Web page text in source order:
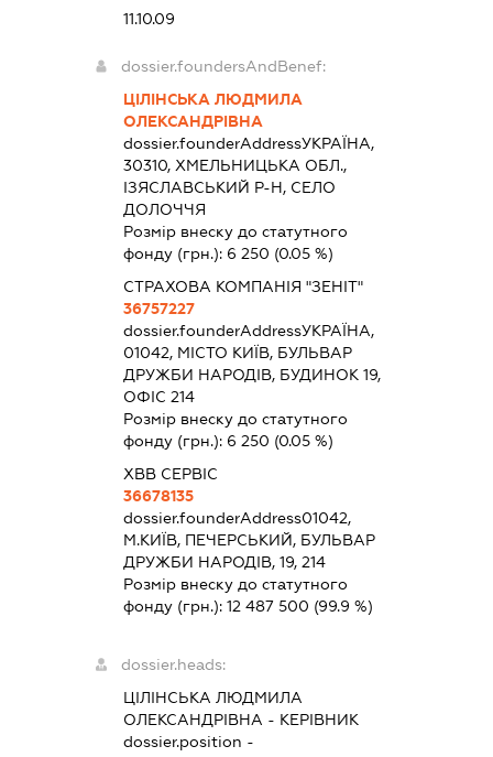
11.10.09
dossier.foundersAndBenef:
ЦІЛІНСЬКА ЛЮДМИЛА
ОЛЕКСАНДРІВНА
dossier.founderAddressУКРАЇНА,
30310, ХМЕЛЬНИЦЬКА ОБЛ.,
ІЗЯСЛАВСЬКИЙ Р-Н, СЕЛО
ДОЛОЧЧЯ
Розмір внеску до статутного
фонду (грн.): 6 250 (0.05 %)
СТРАХОВА КОМПАНІЯ "ЗЕНІТ"
36757227
dossier.founderAddressУКРАЇНА,
01042, МІСТО КИЇВ, БУЛЬВАР
ДРУЖБИ НАРОДІВ, БУДИНОК 19,
ОФІС 214
Розмір внеску до статутного
фонду (грн.): 6 250 (0.05 %)
ХВВ СЕРВІС
36678135
dossier.founderAddress01042,
М.КИЇВ, ПЕЧЕРСЬКИЙ, БУЛЬВАР
ДРУЖБИ НАРОДІВ, 19, 214
Розмір внеску до статутного
фонду (грн.): 12 487 500 (99.9 %)
dossier.heads:
ЦІЛІНСЬКА ЛЮДМИЛА
ОЛЕКСАНДРІВНА - КЕРІВНИК
dossier.position -